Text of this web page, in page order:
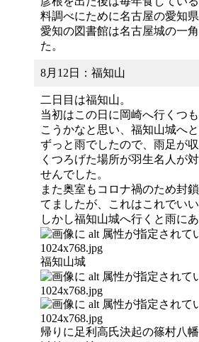
料調べにために名古屋の愛知
愛知の図書館は名古屋城の一
た。
8月12日：福知山
二日目は福知山。
当初はこの日に岡崎へ行くつ
こうかなと思い、福知山城へ
ずっと雨でしたので、雨足が
くつろげた場所が羽生名人が
せんでした。
また奥室もコロナ禍のため封
てましたが、これはこれでい
しかし福知山城へ行くと雨に
福知山城
帰りに足利高氏決起の篠村八幡